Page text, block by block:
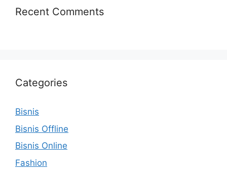
Recent Comments
Categories
Bisnis
Bisnis Offline
Bisnis Online
Fashion